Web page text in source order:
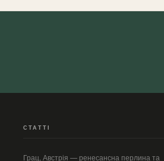
СТАТТІ
Грац, Австрія — ренесансна перлина та